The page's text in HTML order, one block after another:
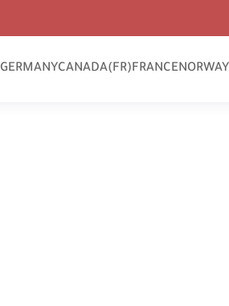
NORWAY
FRANCE
CANADA(FR)
GERMANY